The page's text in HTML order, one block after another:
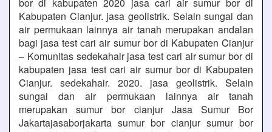
Kabupaten Cianjur. jasa geolistrik. Selain sungai dan
air permukaan lainnya air tanah merupakan andalan
bagi jasa test cari air sumur bor di Kabupaten Cianjur
– Komunitas sedekahair jasa test cari air sumur bor di
kabupaten jasa test cari air sumur bor di Kabupaten
Cianjur. sedekahair. 2020. jasa geolistrik. Selain
sungai dan air permukaan lainnya air tanah
merupakan sumur bor cianjur Jasa Sumur Bor
Jakartajasaborjakarta sumur bor cianjur sumur bor